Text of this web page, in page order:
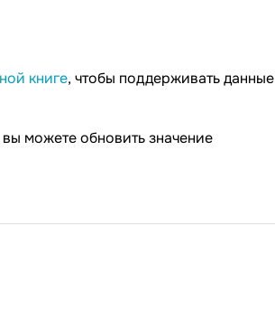
книге, чтобы поддерживать данные
можете обновить значение